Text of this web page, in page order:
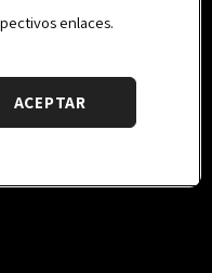
enlaces.
ACEPTAR